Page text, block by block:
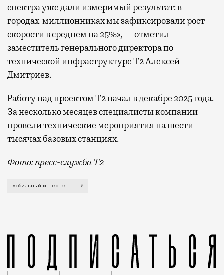
спектра уже дали измеримый результат: в
городах-миллионниках мы зафиксировали рост
скорости в среднем на 25%», — отметил
заместитель генерального директора по
технической инфраструктуре Т2 Алексей
Дмитриев.
Работу над проектом Т2 начал в декабре 2025 года.
За несколько месяцев специалисты компании
провели технические мероприятия на шести
тысячах базовых станциях.
Фото: пресс-служба Т2
Мобильный оператор Т2 завершил работы по
мобильный интернет Т2